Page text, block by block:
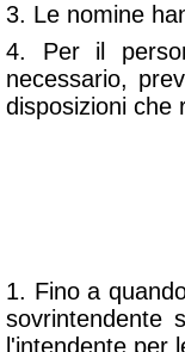
3. Le nomine
4. Per il
necessario,
disposizioni che
1. Fino a
sovrintendente
l'intendente per